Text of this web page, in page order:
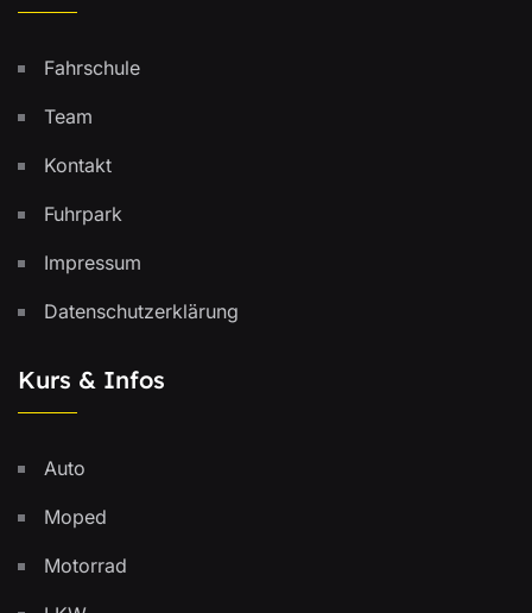
Fahrschule
Team
Kontakt
Fuhrpark
Impressum
Datenschutzerklärung
Kurs & Infos
Auto
Moped
Motorrad